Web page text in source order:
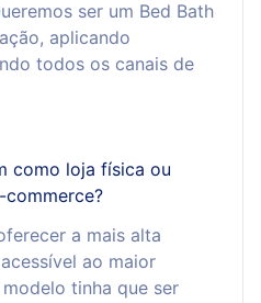
ser um Bed Bath
aplicando
todos os canais de
como loja física ou
a mais alta
ao maior
tinha que ser